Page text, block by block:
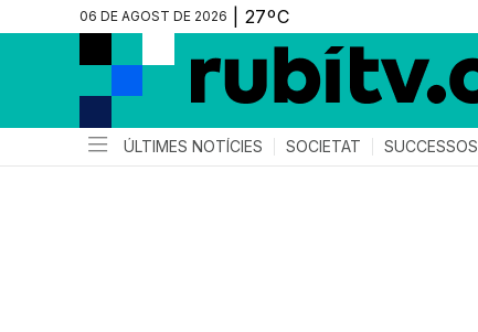
06 DE AGOST DE 2026
ÚLTIMES NOTÍCIES SOCIETAT SUCCESSOS